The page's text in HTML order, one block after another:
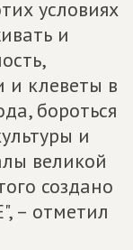
условиях
и
и клеветы в
бороться
и
великой
создано
– отметил